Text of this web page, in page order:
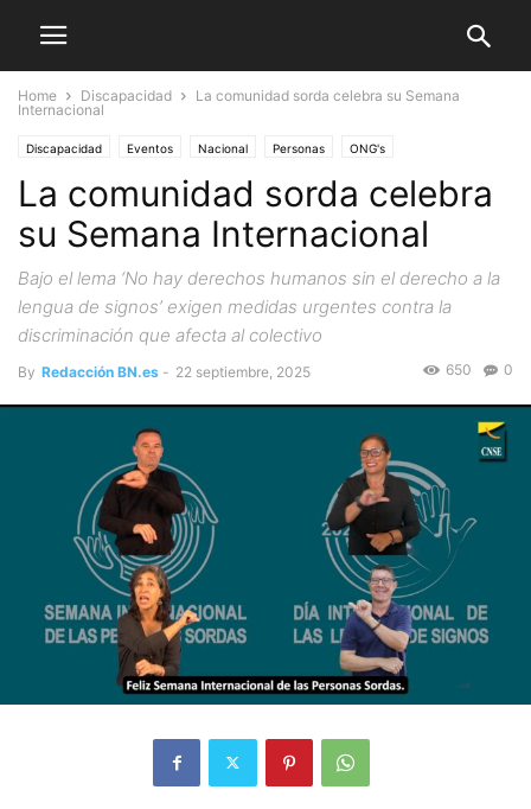
Home Discapacidad
La comunidad sorda celebra su Semana
Internacional
Discapacidad Eventos Nacional Personas ONG's
La comunidad sorda celebra
su Semana Internacional
Bajo el lema ‘No hay derechos humanos sin el derecho a la
lengua de signos’ exigen medidas urgentes contra la
discriminación que afecta al colectivo
By Redacción BN.es - 22 septiembre, 2025 0
650